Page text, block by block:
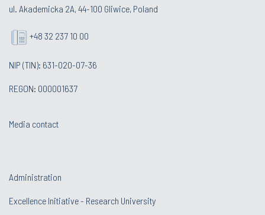
ul. Akademicka 2A, 44-100 Gliwice, Poland
+48 32 237 10 00
NIP (TIN): 631-020-07-36
REGON: 000001637
Media contact
Administration
Excellence Initiative - Research University